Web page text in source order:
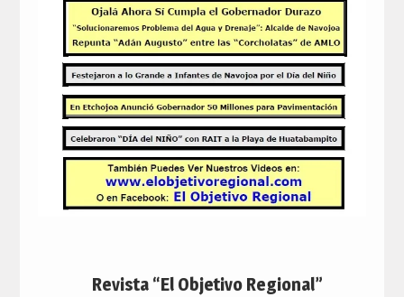
Revista “El Objetivo Regional”